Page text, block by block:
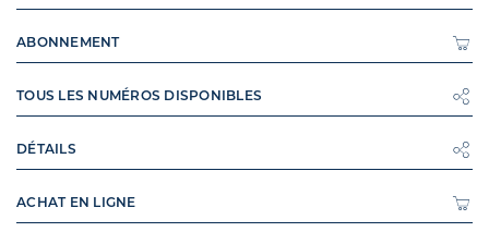
ABONNEMENT
TOUS LES NUMÉROS DISPONIBLES
DÉTAILS
ACHAT EN LIGNE